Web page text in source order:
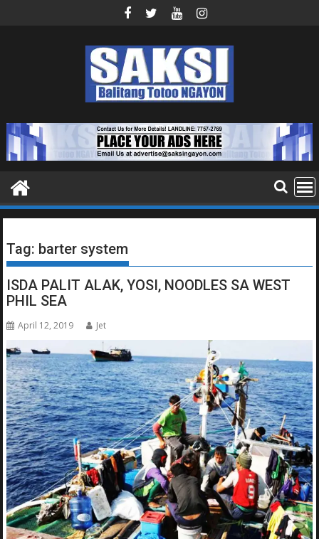
Tag: barter system
ISDA PALIT ALAK, YOSI, NOODLES SA WEST
PHIL SEA
April 12, 2019 Jet